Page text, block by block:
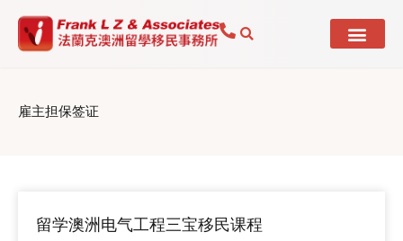
雇主担保签证
留学澳洲电气工程三宝移民课程
PagePagePage Page